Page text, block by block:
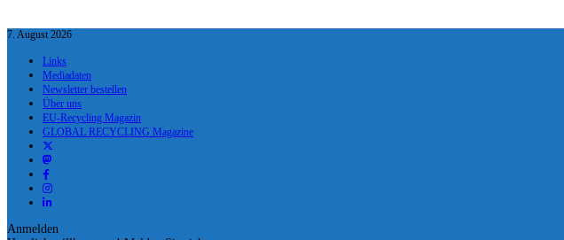
7. August 2026
Links
Mediadaten
Newsletter bestellen
Über uns
EU-Recycling Magazin
GLOBAL RECYCLING Magazine
Anmelden